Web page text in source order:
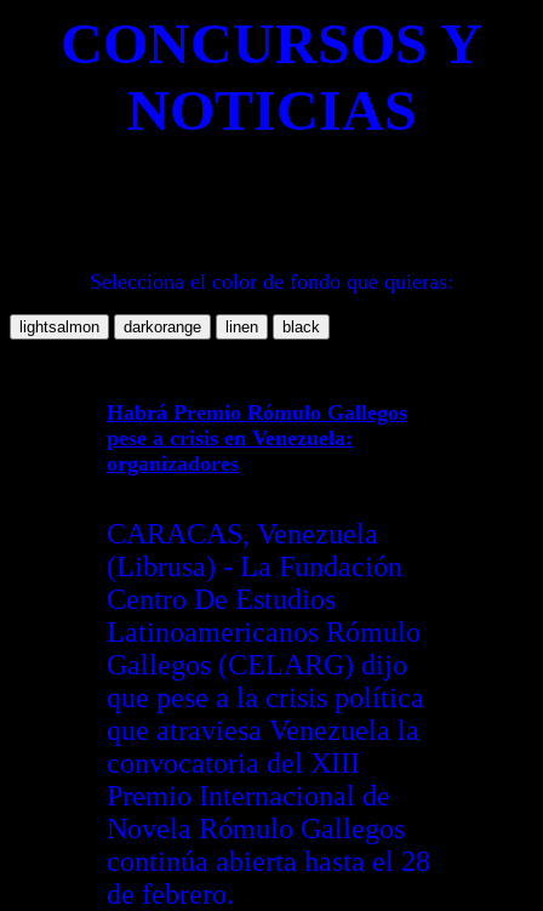
CONCURSOS Y
NOTICIAS
Selecciona el color de fondo que quieras:
Habrá Premio Rómulo Gallegos
pese a crisis en Venezuela:
organizadores
CARACAS, Venezuela
(Librusa) - La Fundación
Centro De Estudios
Latinoamericanos Rómulo
Gallegos (CELARG) dijo
que pese a la crisis política
que atraviesa Venezuela la
convocatoria del XIII
Premio Internacional de
Novela Rómulo Gallegos
continúa abierta hasta el 28
de febrero.